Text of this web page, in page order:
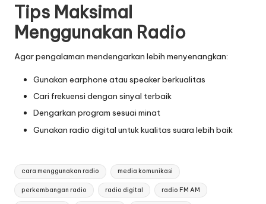
Tips Maksimal
Menggunakan Radio
Agar pengalaman mendengarkan lebih menyenangkan:
Gunakan earphone atau speaker berkualitas
Cari frekuensi dengan sinyal terbaik
Dengarkan program sesuai minat
Gunakan radio digital untuk kualitas suara lebih baik
Tags:
cara menggunakan radio media komunikasi
perkembangan radio radio digital radio FM AM